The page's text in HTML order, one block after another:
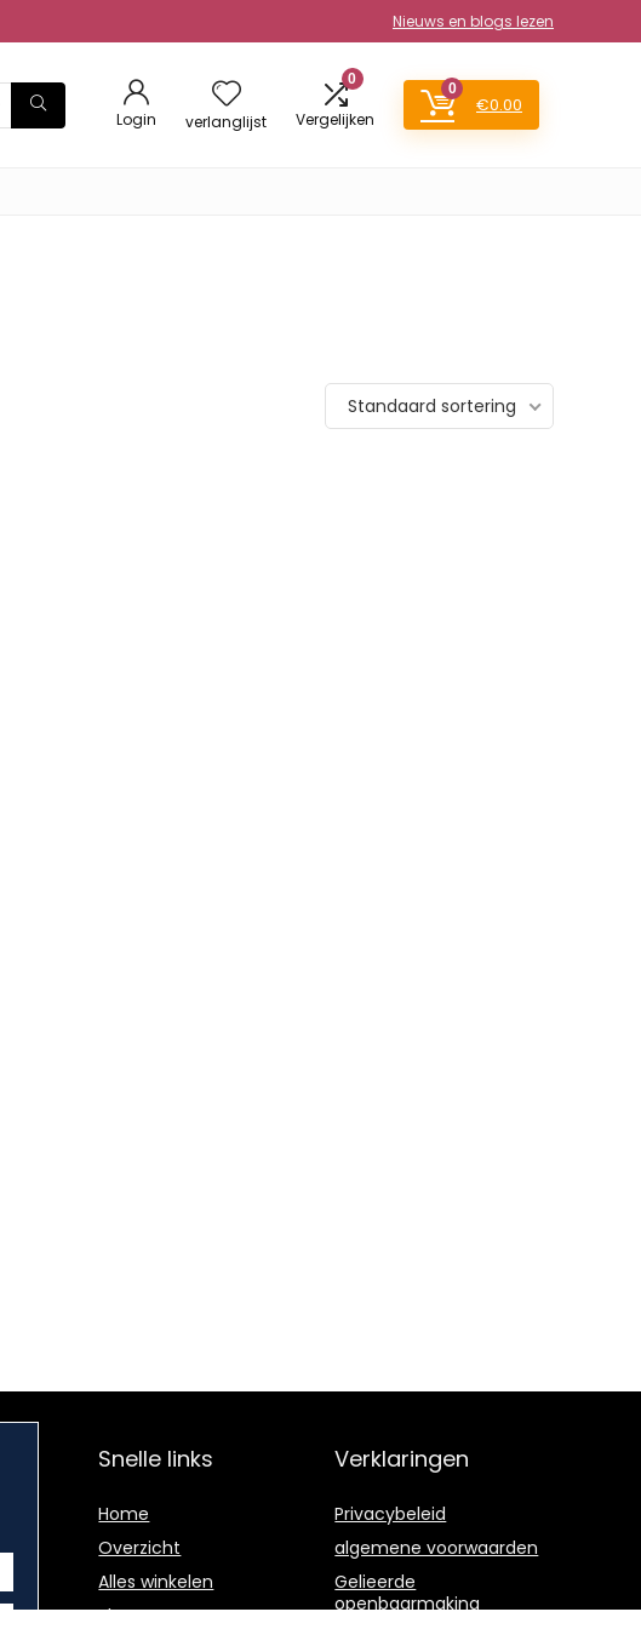
Nieuws en blogs lezen
Login verlanglijst
0
Vergelijken
0
€0.00
Standaard sortering
Snelle links
Home
Overzicht
Alles winkelen
Blogs
Verklaringen
Privacybeleid
algemene voorwaarden
Gelieerde
openbaarmaking